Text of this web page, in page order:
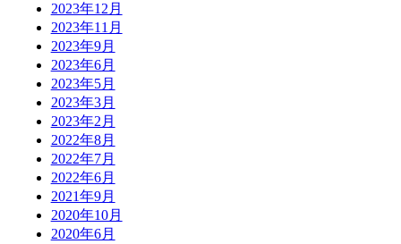
2023年12月
2023年11月
2023年9月
2023年6月
2023年5月
2023年3月
2023年2月
2022年8月
2022年7月
2022年6月
2021年9月
2020年10月
2020年6月